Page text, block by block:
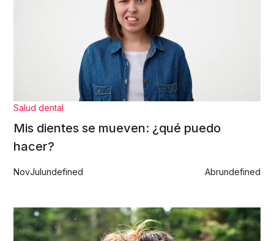
Salud dental
Mis dientes se mueven: ¿qué puedo
hacer?
NovJulundefined Abrundefined